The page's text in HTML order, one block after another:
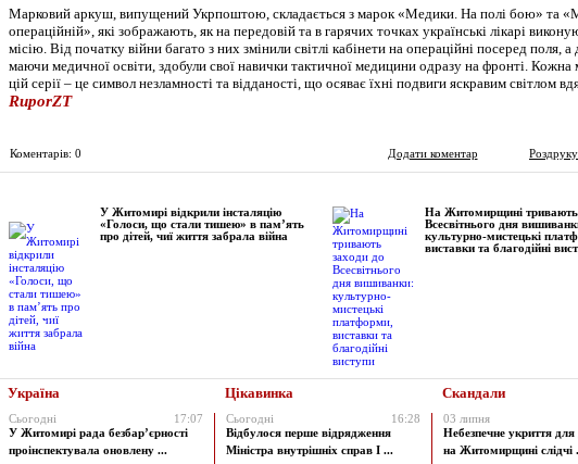
Марковий аркуш, випущений Укрпоштою, складається з марок «Медики. На полі бою» та
операційній», які зображають, як на передовій та в гарячих точках українські лікарі
місію. Від початку війни багато з них змінили світлі кабінети на операційні посеред поля, а
маючи медичної освіти, здобули свої навички тактичної медицини одразу на фронті. Кожна
цій серії – це символ незламності та відданості, що осяває їхні подвиги яскравим світлом
RuporZT
Коментарів: 0 Додати коментар
У Житомирі відкрили інсталяцію
«Голоси, що стали тишею» в пам’ять
про дітей, чиї життя забрала війна
На Житомирщині тривають
Всесвітнього дня
культурно-мистецькі
виставки та благодійні
Україна Цікавинка Скандали
Сьогодні
17:07
У Житомирі рада безбар’єрності
проінспектувала оновлену ...
Сьогодні
16:28
Відбулося перше відрядження
Міністра внутрішніх справ І ...
03 липня
Небезпечне укриття для
на Житомирщині слідчі